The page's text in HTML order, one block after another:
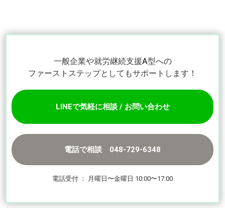
一般企業や就労継続支援A型への
ファーストステップとしてもサポートします！
LINEで気軽に相談 / お問い合わせ
電話で相談 048-729-6348
電話受付 ： 月曜日〜金曜日 10:00〜17:00